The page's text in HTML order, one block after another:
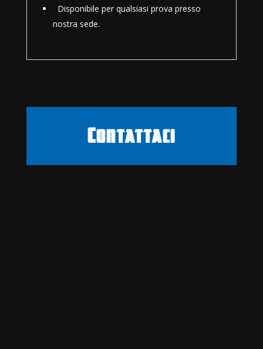
Disponibile per qualsiasi prova presso
nostra sede.
Contattaci